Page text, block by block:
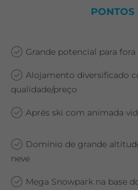
PONTOS
Grande potencial para fora
Alojamento diversificado
qualidade/preço
Aprés ski com animada
Domínio de grande
neve
Mega Snowpark na base